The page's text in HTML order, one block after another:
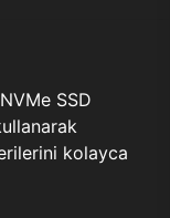
SSD
kolayca